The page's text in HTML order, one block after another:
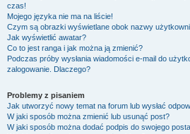
czas!
Mojego języka nie ma na liście!
Czym są obrazki wyświetlane obok nazwy
Jak wyświetlić awatar?
Co to jest ranga i jak można ją zmienić?
Podczas próby wysłania wiadomości e-mail do
zalogowanie. Dlaczego?
Problemy z pisaniem
Jak utworzyć nowy temat na forum lub wysłać
W jaki sposób można zmienić lub usunąć post?
W jaki sposób można dodać podpis do swojego